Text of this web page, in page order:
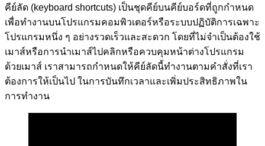
คีย์ลัด (keyboard shortcuts) เป็นชุดคีย์บนคีย์บอร์ดที่ถูกกำหนด
เพื่อทำงานบนโปรแกรมคอมพิวเตอร์หรือระบบปฏิบัติการเฉพาะ
โปรแกรมหนึ่ง ๆ อย่างรวดเร็วและสะดวก โดยที่ไม่จำเป็นต้องใช้
เมาส์หรือการนำเมาส์ไปคลิกหรือควบคุมหน้าต่างโปรแกรม
ด้วยเมาส์ เราสามารถกำหนดให้คีย์ลัดนี้ทำงานตามคำสั่งที่เรา
ต้องการให้เป็นไป ในการบันทึกเวลาและเพิ่มประสิทธิภาพใน
การทำงาน